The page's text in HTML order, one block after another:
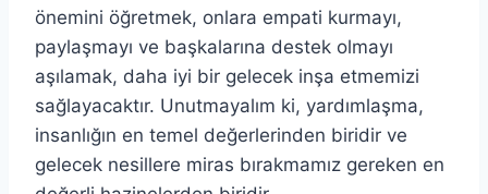
önemini öğretmek, onlara empati kurmayı,
paylaşmayı ve başkalarına destek olmayı
aşılamak, daha iyi bir gelecek inşa etmemizi
sağlayacaktır. Unutmayalım ki, yardımlaşma,
insanlığın en temel değerlerinden biridir ve
gelecek nesillere miras bırakmamız gereken en